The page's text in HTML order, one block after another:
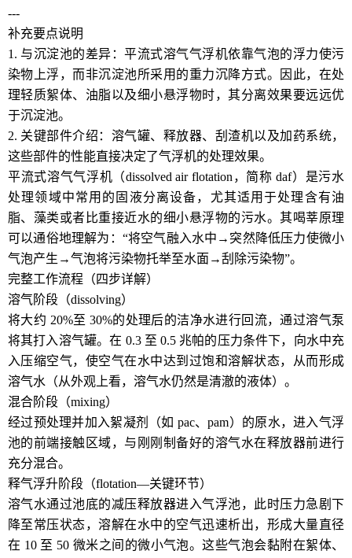
---
补充要点说明
1. 与沉淀池的差异：平流式溶气气浮机依靠气泡的浮力使污
染物上浮，而非沉淀池所采用的重力沉降方式。因此，在处
理轻质絮体、油脂以及细小悬浮物时，其分离效果要远远优
于沉淀池。
2. 关键部件介绍：溶气罐、释放器、刮渣机以及加药系统，
这些部件的性能直接决定了气浮机的处理效果。
平流式溶气气浮机（dissolved air flotation，简称 daf）是污水
处理领域中常用的固液分离设备，尤其适用于处理含有油
脂、藻类或者比重接近水的细小悬浮物的污水。其喝莘原理
可以通俗地理解为：“将空气融入水中→突然降低压力使微小
气泡产生→气泡将污染物托举至水面→刮除污染物”。
完整工作流程（四步详解）
溶气阶段（dissolving）
将大约 20%至 30%的处理后的洁净水进行回流，通过溶气泵
将其打入溶气罐。在 0.3 至 0.5 兆帕的压力条件下，向水中充
入压缩空气，使空气在水中达到过饱和溶解状态，从而形成
溶气水（从外观上看，溶气水仍然是清澈的液体）。
混合阶段（mixing）
经过预处理并加入絮凝剂（如 pac、pam）的原水，进入气浮
池的前端接触区域，与刚刚制备好的溶气水在释放器前进行
充分混合。
释气浮升阶段（flotation—关键环节）
溶气水通过池底的减压释放器进入气浮池，此时压力急剧下
降至常压状态，溶解在水中的空气迅速析出，形成大量直径
在 10 至 50 微米之间的微小气泡。这些气泡会黏附在絮体、